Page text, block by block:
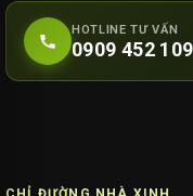
HOTLINE TƯ VẤN
0909 452 109